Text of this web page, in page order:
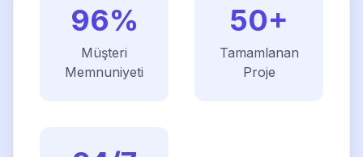
96%
Müşteri
Memnuniyeti
50+
Tamamlanan
Proje